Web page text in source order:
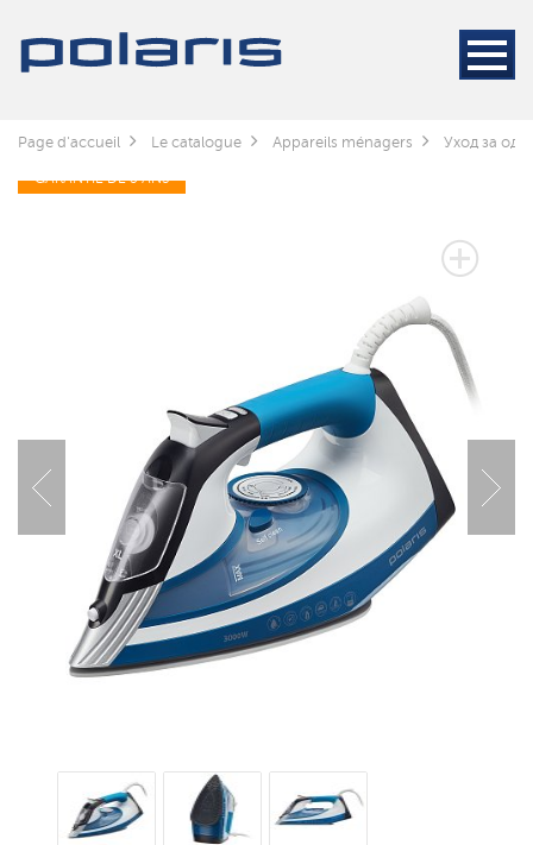
Page d'accueil Le catalogue Appareils ménagers Уход за
GARANTIE DE 3 ANS